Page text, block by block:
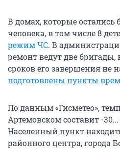
В домах, которые остались
человека, в том числе 8
режим ЧС. В
ремонт ведут две
сроков его завершения не
подготовлены пункты
По данным «Гисметео»,
Артемовском составит -30...
Населенный пункт
районного центра, города